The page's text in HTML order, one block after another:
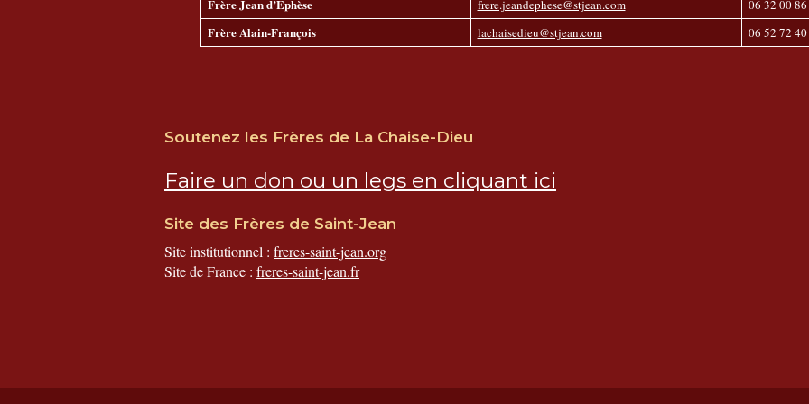
Frère Jean d’Éphèse frere.jeandephese@stjean.com 06 32 00
Frère Alain-François lachaisedieu@stjean.com 06 52 72
Soutenez les Frères de La Chaise-Dieu
Faire un don ou un legs en cliquant ici
Site des Frères de Saint-Jean
Site institutionnel : freres-saint-jean.org
Site de France : freres-saint-jean.fr